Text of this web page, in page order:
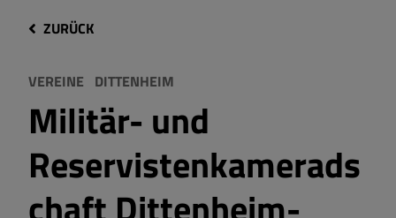
ZURÜCK
VEREINE DITTENHEIM
Militär- und
Reservistenkamerads